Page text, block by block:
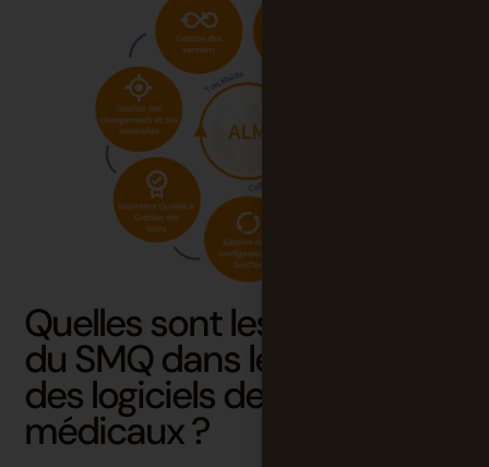
Quelles sont les spécificités
du SMQ dans le secteur
des logiciels de dispositifs
médicaux ?